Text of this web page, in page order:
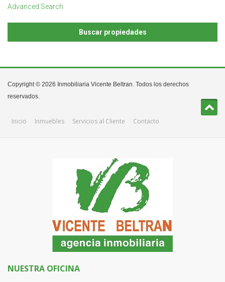
Advanced Search
Copyright © 2026 Inmobiliaria Vicente Beltran. Todos los derechos
reservados.
Inicio Inmuebles Servicios al Cliente Contacto
NUESTRA OFICINA